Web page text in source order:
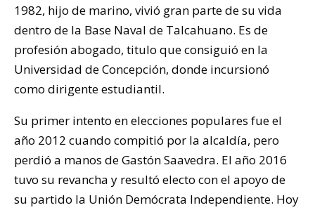
1982, hijo de marino, vivió gran parte de su vida
dentro de la Base Naval de Talcahuano. Es de
profesión abogado, titulo que consiguió en la
Universidad de Concepción, donde incursionó
como dirigente estudiantil.
Su primer intento en elecciones populares fue el
año 2012 cuando compitió por la alcaldía, pero
perdió a manos de Gastón Saavedra. El año 2016
tuvo su revancha y resultó electo con el apoyo de
su partido la Unión Demócrata Independiente. Hoy